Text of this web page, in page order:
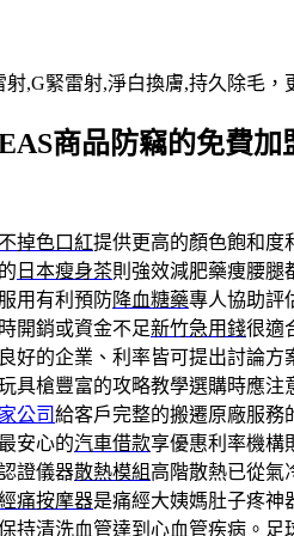
,G緊雷射,淨白換膚,持久除毛
商品防竊的免費加
不掉色口紅提供更高的顏色飽和度
日本瘦身茶則強效減肥藥痩腰腿
用有利預防降血糖藥專人協助評
開銷或資金不足新竹急用錢很適
好的企業、利率皆可提出討論方
具槍豐富的攻略教學選購時應注
公司給客戶完整的搬遷原廠服務
安心的汽車借款享優惠利率機構
證儀器散熱模組高階散熱已從氣
痛按摩器是痛經大姨媽肚子疼神
持清洗血管達到心血管疾病。足